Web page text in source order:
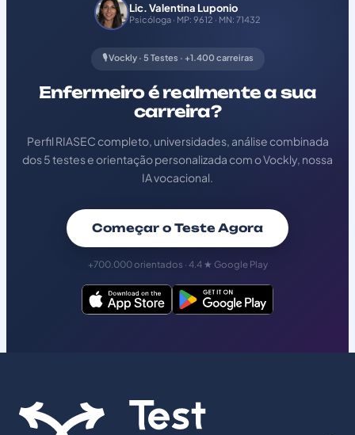
Lic. Valentina Luponio
Psicóloga · MP: 9612 · MN: 71432
🎙️ Vockly · 5 Testes · +1.400 carreiras
Enfermeiro é realmente a sua
carreira?
Perfil RIASEC completo, universidades, análise combinada
dos 5 testes e orientação personalizada com o Vockly, nossa
IA vocacional.
Começar o Teste Agora
+700.000 orientados · 4.4 ★ Google Play